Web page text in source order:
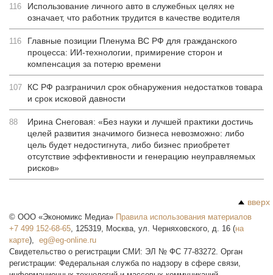
116
Использование личного авто в служебных целях не
означает, что работник трудится в качестве водителя
116
Главные позиции Пленума ВС РФ для гражданского
процесса: ИИ-технологии, примирение сторон и
компенсация за потерю времени
107
КС РФ разграничил срок обнаружения недостатков товара
и срок исковой давности
88
Ирина Снеговая: «Без науки и лучшей практики достичь
целей развития значимого бизнеса невозможно: либо
цель будет недостигнута, либо бизнес приобретет
отсутствие эффективности и генерацию неуправляемых
рисков»
вверх
© ООО «Экономикс Медиа» Правила использования материалов
+7 499 152-68-65 125319 Москва ул. Черняховского, д. 16 (на
карте),
Свидетельство о регистрации СМИ: ЭЛ № ФС 77-83272. Орган
регистрации: Федеральная служба по надзору в сфере связи,